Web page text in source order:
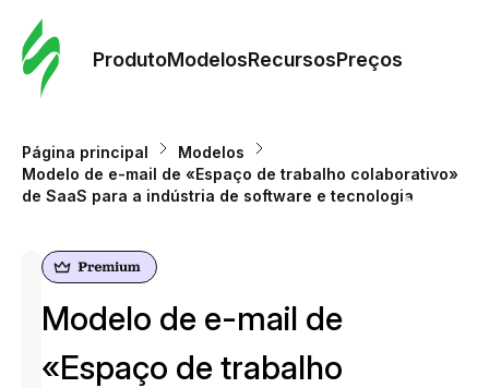
ProdutoModelosRecursosPreços
Página principal
Modelos
Modelo de e-mail de «Espaço de trabalho colaborativo»
de SaaS para a indústria de software e tecnologia
Modelo de e-mail de
«Espaço de trabalho